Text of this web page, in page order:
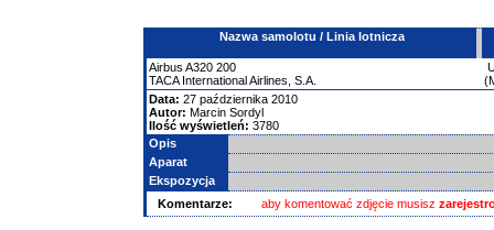
Nazwa samolotu / Linia lotnicza
Airbus A320 200
TACA International Airlines, S.A.
Data: 27 października 2010
Autor: Marcin Sordyl
Ilość wyświetleń: 3780
Opis
Aparat
Ekspozycja
Komentarze:
aby komentować zdjęcie musisz